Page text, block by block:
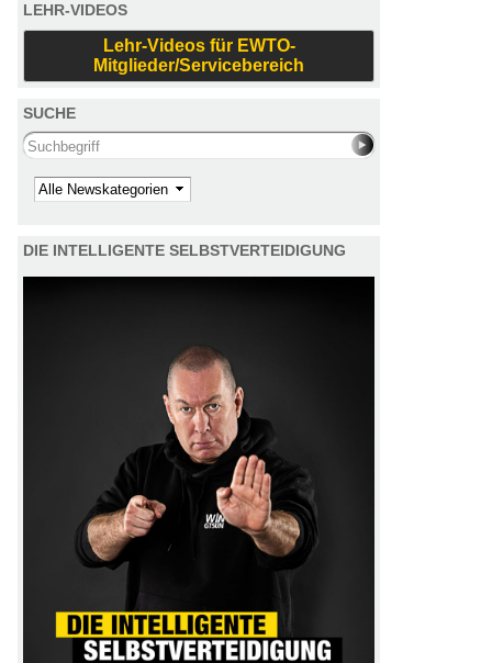
LEHR-VIDEOS
Lehr-Videos für EWTO-
Mitglieder/Servicebereich
SUCHE
Search this site
Kategorie
DIE INTELLIGENTE SELBSTVERTEIDIGUNG